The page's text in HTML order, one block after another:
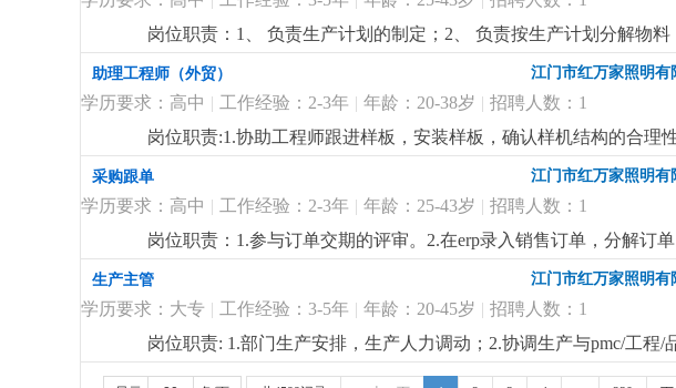
岗位职责：1、 负责生产计划的制定；2、 负责按生产计划分解物
划；4、 跟催材料到货进度，确保物料准时到货，异常情况及时调
库存呆料统计分析与上报，并提出处理建议；任职要求：1、中专
上灯饰照明企业工作经验，有erp系统操作经验；更详细 ...
助理工程师（外贸） 江门市红万家照明有
学历要求：高中 | 工作经验：2-3年 | 年龄：20-38岁 | 招聘人数：1
岗位职责:1.协助工程师跟进样板，安装样板，确认样机结构的合理
更详细...
采购跟单 江门市红万家照明有
学历要求：高中 | 工作经验：2-3年 | 年龄：25-43岁 | 招聘人数：1
岗位职责：1.参与订单交期的评审。2.在erp录入销售订单，分解订
的进度和交期 。 4.协助供应商交货验收入仓、不良品处理； 5:熟
3、有上进心、自信、沟通表达能力强，勇于承受压力，敢于接受挑
生产主管 江门市红万家照明有
学历要求：大专 | 工作经验：3-5年 | 年龄：20-45岁 | 招聘人数：1
岗位职责: 1.部门生产安排，生产人力调动；2.协调生产与pmc/工程
化产线岗位设置,提倡优化工治具降低操作难度,提升产量,保证品质